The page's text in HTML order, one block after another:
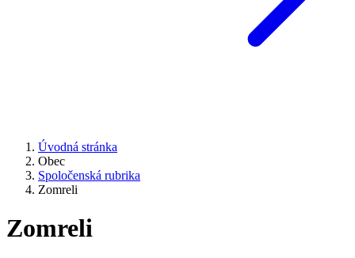
Úvodná stránka
Obec
Spoločenská rubrika
Zomreli
Zomreli